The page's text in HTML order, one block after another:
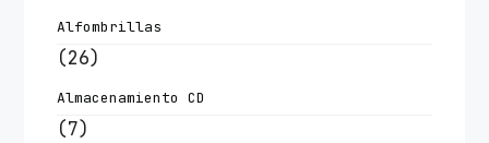
Alfombrillas
(26)
Almacenamiento CD
(7)